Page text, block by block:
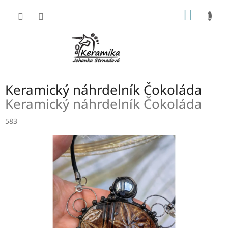
Keramický náhrdelník Čokoláda
Keramický náhrdelník Čokoláda
583